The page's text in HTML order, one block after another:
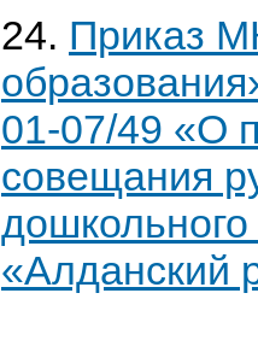
24. Приказ
01-07/49 «О
совещания
«Алданский